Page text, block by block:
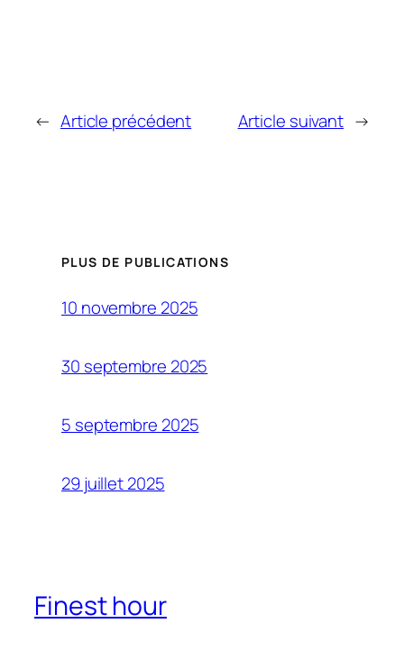
← Article précédent Article suivant →
PLUS DE PUBLICATIONS
10 novembre 2025
30 septembre 2025
5 septembre 2025
29 juillet 2025
Finest hour